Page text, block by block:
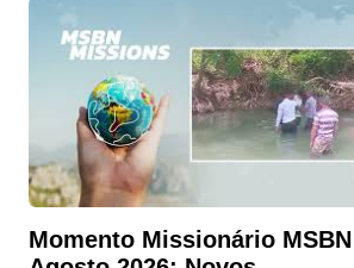
Momento Missionário MSBN |